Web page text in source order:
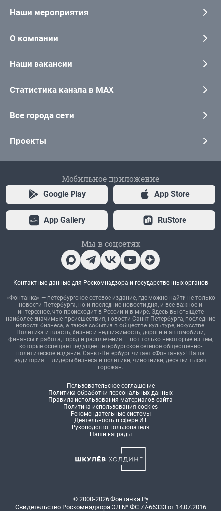
Наши мероприятия
О компании
Наши вакансии
Статистика канала в MAX
Все города сети
Проекты
Мобильное приложение
Google Play App Store
App Gallery RuStore
Мы в соцсетях
Контактные данные для Роскомнадзора и государственных органов
«Фонтанка» — петербургское сетевое издание, где можно найти не только
новости Петербурга, но и последние новости дня, и все важное и
интересное, что происходит в России и в мире. Здесь вы отыщете
наиболее значимые происшествия, новости Санкт-Петербурга, последние
новости бизнеса, а также события в обществе, культуре, искусстве.
Политика и власть, бизнес и недвижимость, дороги и автомобили,
финансы и работа, город и развлечения — вот только некоторые из тем,
которые освещает ведущее петербургское сетевое общественно-
политическое издание. Санкт-Петербург читает «Фонтанку»! Наша
аудитория — лидеры бизнеса и политики, чиновники, десятки тысяч
горожан.
Пользовательское соглашение
Политика обработки персональных данных
Правила использования материалов сайта
Политика использования cookies
Рекомендательные системы
Деятельность в сфере ИТ
Руководство пользователя
Наши награды
© 2000-2026 Фонтанка.Ру
Свидетельство Роскомнадзора ЭЛ № ФС 77-66333 от 14.07.2016